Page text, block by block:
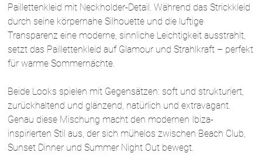
Paillettenkleid mit Neckholder-Detail. Während das Strickkleid
durch seine körpernahe Silhouette und die luftige
Transparenz eine moderne, sinnliche Leichtigkeit ausstrahlt,
setzt das Paillettenkleid auf Glamour und Strahlkraft – perfekt
für warme Sommernächte.
Beide Looks spielen mit Gegensätzen: soft und strukturiert,
zurückhaltend und glänzend, natürlich und extravagant.
Genau diese Mischung macht den modernen Ibiza-
inspirierten Stil aus, der sich mühelos zwischen Beach Club,
Sunset Dinner und Summer Night Out bewegt.